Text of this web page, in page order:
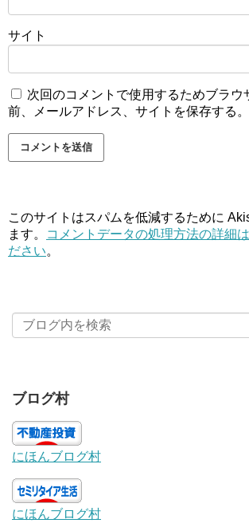
サイト
次回のコメントで使用するためブラウ
前、メールアドレス、サイトを保存する。
このサイトはスパムを低減するために
ます。
コメントデータの処理方法の詳細
ださい。
ブログ村
にほんブログ村
にほんブログ村